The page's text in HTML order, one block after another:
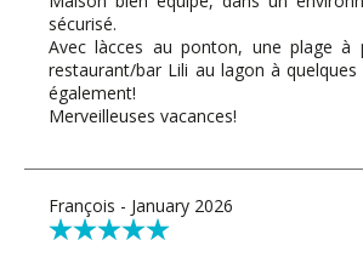
sécurisé.
Avec làcces au ponton, une plage
restaurant/bar Lili au lagon à
également!
Merveilleuses vacances!
François - January 2026